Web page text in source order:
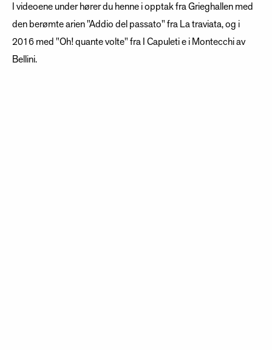
I videoene under hører du henne i opptak fra Grieghallen med
den berømte arien "Addio del passato" fra La traviata, og i
2016 med "Oh! quante volte" fra I Capuleti e i Montecchi av
Bellini.